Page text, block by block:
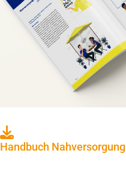
Handbuch Nahversorgung